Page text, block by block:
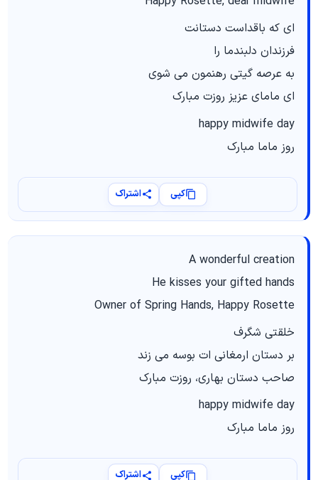
ای که باقداست دستانت
فرزندان دلبندما را
به عرصه گیتی رهنمون می شوی
ای مامای عزیز روزت مبارک
happy midwife day
روز ماما مبارک
کپی اشتراک
A wonderful creation
He kisses your gifted hands
Owner of Spring Hands, Happy Rosette
خلقتی شگرف
بر دستان ارمغانی ات بوسه می زند
صاحب دستان بهاری، روزت مبارک
happy midwife day
روز ماما مبارک
کپی اشتراک